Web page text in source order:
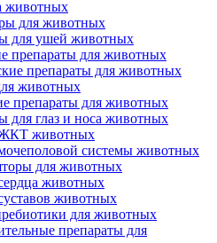
животных
для животных
для ушей животных
препараты для животных
препараты для животных
животных
препараты для животных
для глаз и носа животных
ЖКТ животных
системы животных
для животных
животных
животных
для животных
препараты для